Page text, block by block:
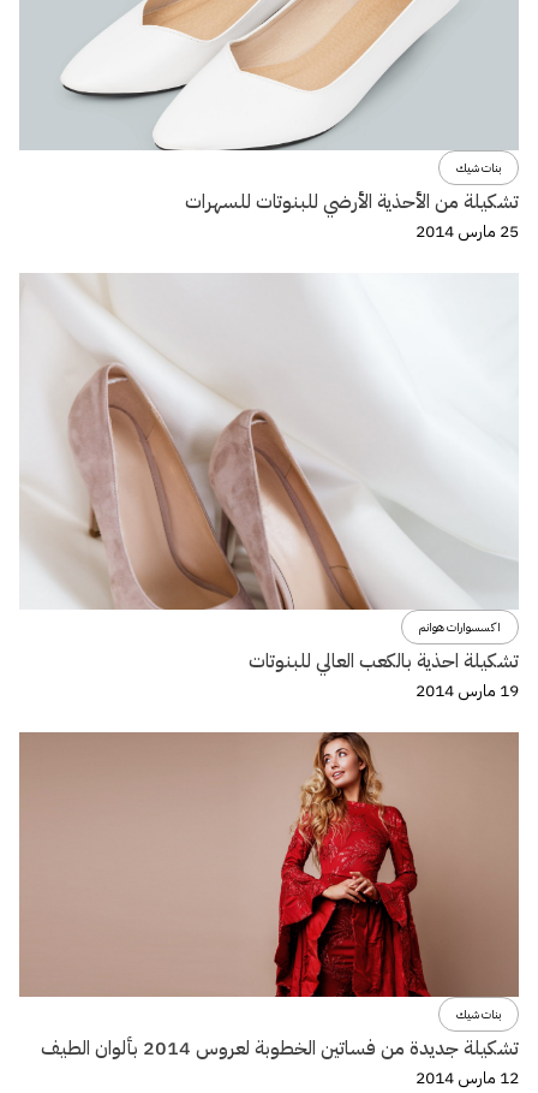
بنات شيك
تشكيلة من الأحذية الأرضي للبنوتات للسهرات
25 مارس 2014
اكسسوارات هوانم
تشكيلة احذية بالكعب العالي للبنوتات
19 مارس 2014
بنات شيك
تشكيلة جديدة من فساتين الخطوبة لعروس 2014 بألوان الطيف
12 مارس 2014